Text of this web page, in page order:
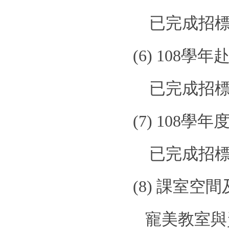
已完成招
(6) 108學年
已完成招
(7) 108學年
已完成招
(8) 課室空間
寵美教室